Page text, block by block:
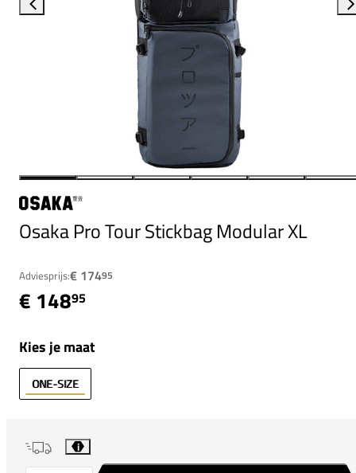
Osaka Pro Tour Stickbag Modular XL
Adviesprijs:€ 17495
€ 14895
Kies je maat
ONE-SIZE
i